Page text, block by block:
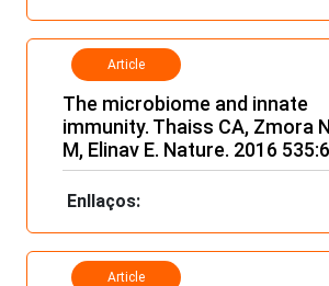
Article
The microbiome and innate
immunity. Thaiss CA, Zmora
M, Elinav E. Nature. 2016
Enllaços:
Article